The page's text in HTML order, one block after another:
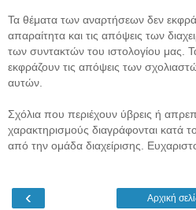
Τα θέματα των αναρτήσεων δεν
απαραίτητα και τις απόψεις των
των συντακτών του ιστολογίου μας.
εκφράζουν τις απόψεις των
αυτών.
Σχόλια που περιέχουν ύβρεις ή
χαρακτηρισμούς διαγράφονται κατά
από την ομάδα διαχείρισης.
‹ Αρχική